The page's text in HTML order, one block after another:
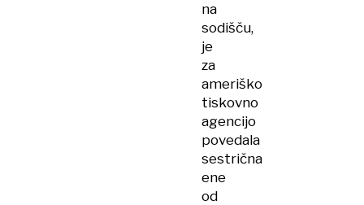
na
sodišču,
je
za
ameriško
tiskovno
agencijo
povedala
sestrična
ene
od